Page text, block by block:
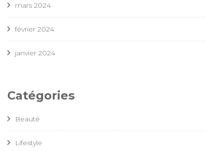
mars 2024
février 2024
janvier 2024
Catégories
Beauté
Lifestyle